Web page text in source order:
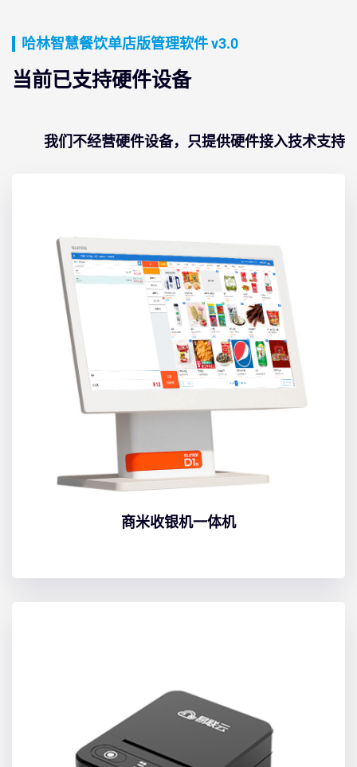
哈林智慧餐饮单店版管理软件 v3.0
当前已支持硬件设备
我们不经营硬件设备，只提供硬件接入技术支持
商米收银机一体机